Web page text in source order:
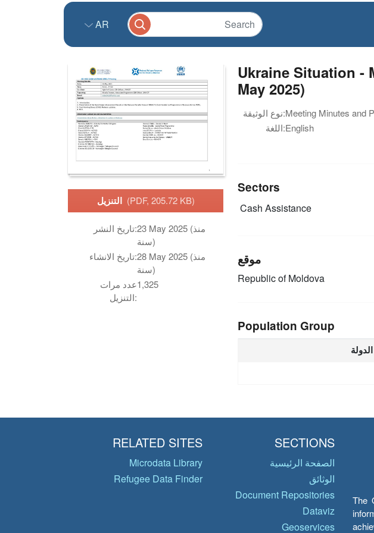
AR
التنزيل (PDF, 205.72 KB)
تاريخ النشر:23 May 2025 (منذ
سنة)
تاريخ الانشاء:28 May 2025 (منذ
سنة)
عدد مرات
التنزيل:
1,325
Ukraine Situation -
May 2025)
نوع الوثيقة:Meeting Minutes and
اللغة:English
Sectors
Cash Assistance
موقع
Republic of Moldova
Population Group
الدولة
The
SECTIONS
الصفحة الرئيسية
الوثائق
Document Repositories
Dataviz
Geoservices
RELATED SITES
Microdata Library
Refugee Data Finder